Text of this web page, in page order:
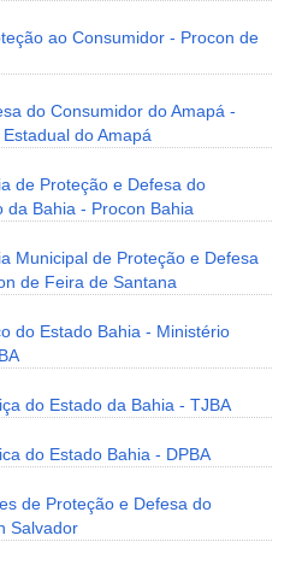
ao Consumidor - Procon de
do Consumidor do Amapá -
do Amapá
de Proteção e Defesa do
da Bahia - Procon Bahia
Municipal de Proteção e Defesa
de Feira de Santana
do Estado Bahia - Ministério
do Estado da Bahia - TJBA
do Estado Bahia - DPBA
de Proteção e Defesa do
Salvador